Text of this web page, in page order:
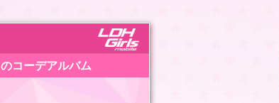
のコーデアルバム